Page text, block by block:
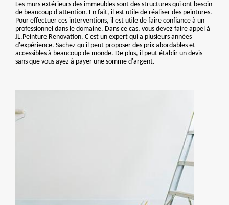
Les murs extérieurs des immeubles sont des structures qui ont besoin
de beaucoup d'attention. En fait, il est utile de réaliser des peintures.
Pour effectuer ces interventions, il est utile de faire confiance à un
professionnel dans le domaine. Dans ce cas, vous devez faire appel à
JL.Peinture Renovation. C'est un expert qui a plusieurs années
d'expérience. Sachez qu'il peut proposer des prix abordables et
accessibles à beaucoup de monde. De plus, il peut établir un devis
sans que vous ayez à payer une somme d'argent.